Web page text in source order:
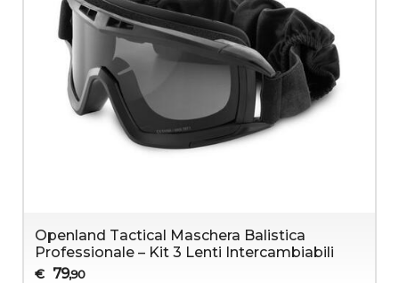
Openland Tactical Maschera Balistica
Professionale – Kit 3 Lenti Intercambiabili
€ 79,90